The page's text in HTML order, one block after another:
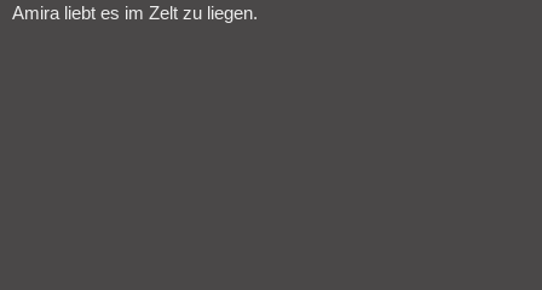
Amira liebt es im Zelt zu liegen.